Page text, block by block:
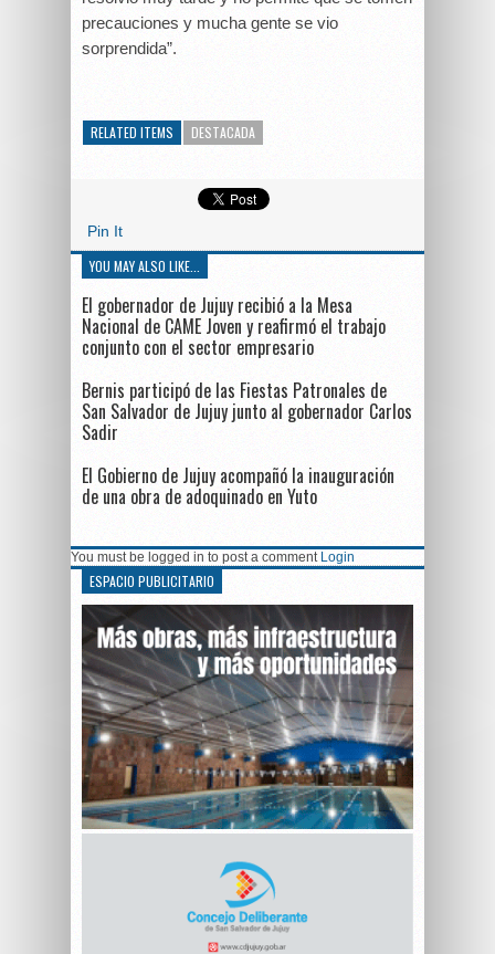
precauciones y mucha gente se vio
sorprendida”.
RELATED ITEMS DESTACADA
Pin It
YOU MAY ALSO LIKE...
El gobernador de Jujuy recibió a la Mesa
Nacional de CAME Joven y reafirmó el trabajo
conjunto con el sector empresario
Bernis participó de las Fiestas Patronales de
San Salvador de Jujuy junto al gobernador Carlos
Sadir
El Gobierno de Jujuy acompañó la inauguración
de una obra de adoquinado en Yuto
You must be logged in to post a comment Login
ESPACIO PUBLICITARIO